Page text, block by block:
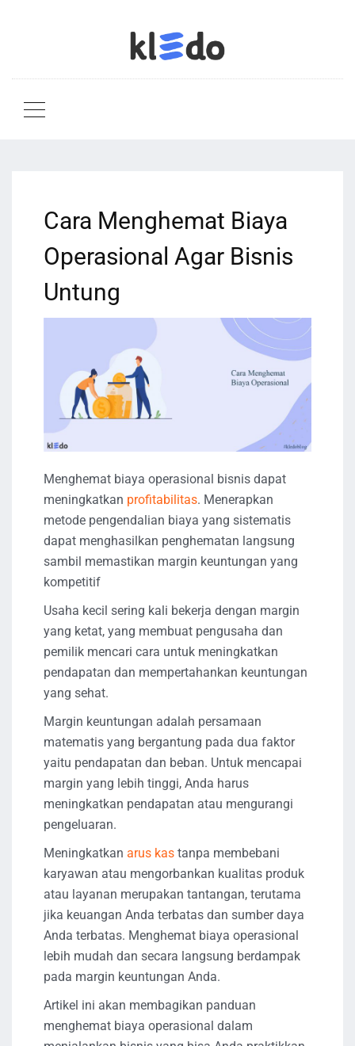
Cara Menghemat Biaya
Operasional Agar Bisnis
Untung
Menghemat biaya operasional bisnis dapat
meningkatkan profitabilitas. Menerapkan
metode pengendalian biaya yang sistematis
dapat menghasilkan penghematan langsung
sambil memastikan margin keuntungan yang
kompetitif
Usaha kecil sering kali bekerja dengan margin
yang ketat, yang membuat pengusaha dan
pemilik mencari cara untuk meningkatkan
pendapatan dan mempertahankan keuntungan
yang sehat.
Margin keuntungan adalah persamaan
matematis yang bergantung pada dua faktor
yaitu pendapatan dan beban. Untuk mencapai
margin yang lebih tinggi, Anda harus
meningkatkan pendapatan atau mengurangi
pengeluaran.
Meningkatkan arus kas tanpa membebani
karyawan atau mengorbankan kualitas produk
atau layanan merupakan tantangan, terutama
jika keuangan Anda terbatas dan sumber daya
Anda terbatas. Menghemat biaya operasional
lebih mudah dan secara langsung berdampak
pada margin keuntungan Anda.
Artikel ini akan membagikan panduan
menghemat biaya operasional dalam